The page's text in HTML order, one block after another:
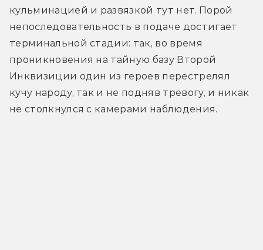
кульминацией и развязкой тут нет. Порой
непоследовательность в подаче достигает
терминальной стадии: так, во время
проникновения на тайную базу Второй
Инквизиции один из героев перестрелял
кучу народу, так и не подняв тревогу, и никак
не столкнулся с камерами наблюдения.